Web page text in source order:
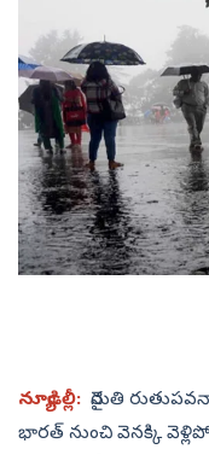
న్యూఢిల్లీ: నైరుతి
భారత్‌ నుంచి వెనక్కి